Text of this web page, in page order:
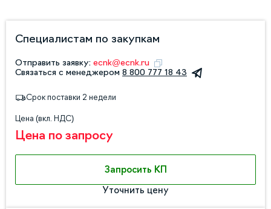
Специалистам по закупкам
Отправить заявку: ecnk@ecnk.ru
Связаться с менеджером 8 800 777 18 43
Срок поставки 2 недели
Цена (вкл. НДС)
Цена по запросу
Запросить КП
Уточнить цену